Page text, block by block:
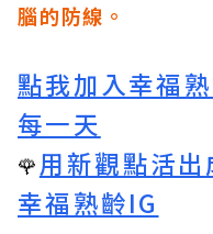
腦的防線。
點我加入幸福
每一天
🌹用新觀點活
幸福熟齡IG